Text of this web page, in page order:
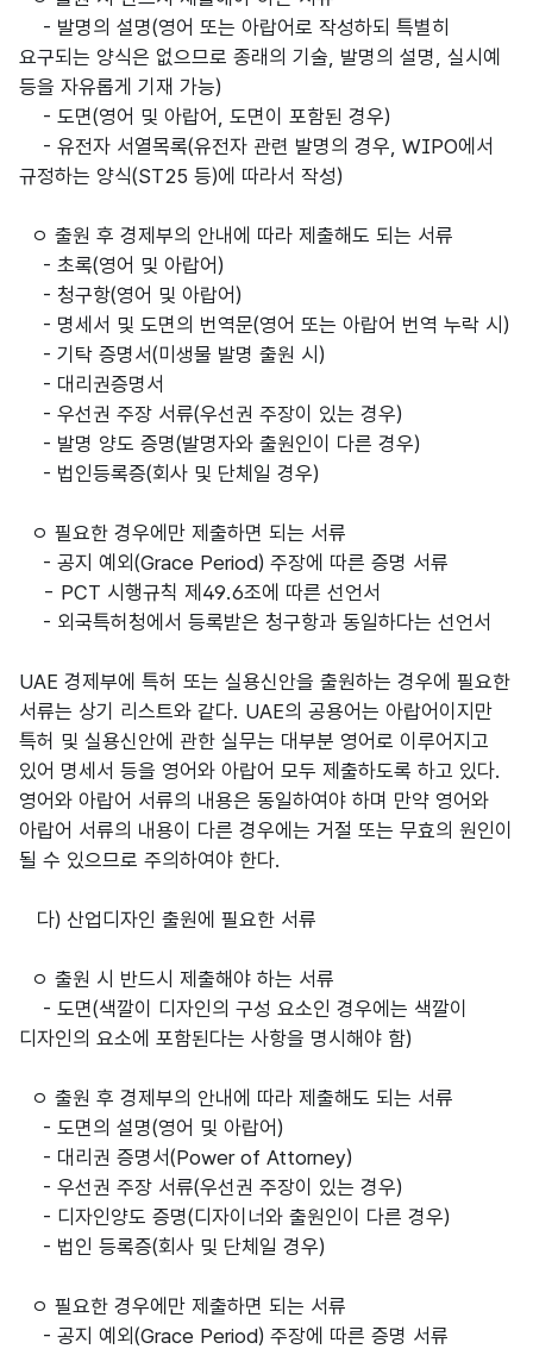
- 발명의 설명(영어 또는 아랍어로 작성하되 특별히
요구되는 양식은 없으므로 종래의 기술, 발명의 설명, 실시예
등을 자유롭게 기재 가능)
- 도면(영어 및 아랍어, 도면이 포함된 경우)
- 유전자 서열목록(유전자 관련 발명의 경우, WIPO에서
규정하는 양식(ST25 등)에 따라서 작성)
ㅇ 출원 후 경제부의 안내에 따라 제출해도 되는 서류
- 초록(영어 및 아랍어)
- 청구항(영어 및 아랍어)
- 명세서 및 도면의 번역문(영어 또는 아랍어 번역 누락 시)
- 기탁 증명서(미생물 발명 출원 시)
- 대리권증명서
- 우선권 주장 서류(우선권 주장이 있는 경우)
- 발명 양도 증명(발명자와 출원인이 다른 경우)
- 법인등록증(회사 및 단체일 경우)
ㅇ 필요한 경우에만 제출하면 되는 서류
- 공지 예외(Grace Period) 주장에 따른 증명 서류
- PCT 시행규칙 제49.6조에 따른 선언서
- 외국특허청에서 등록받은 청구항과 동일하다는 선언서
UAE 경제부에 특허 또는 실용신안을 출원하는 경우에 필요한
서류는 상기 리스트와 같다. UAE의 공용어는 아랍어이지만
특허 및 실용신안에 관한 실무는 대부분 영어로 이루어지고
있어 명세서 등을 영어와 아랍어 모두 제출하도록 하고 있다.
영어와 아랍어 서류의 내용은 동일하여야 하며 만약 영어와
아랍어 서류의 내용이 다른 경우에는 거절 또는 무효의 원인이
될 수 있으므로 주의하여야 한다.
다) 산업디자인 출원에 필요한 서류
ㅇ 출원 시 반드시 제출해야 하는 서류
- 도면(색깔이 디자인의 구성 요소인 경우에는 색깔이
디자인의 요소에 포함된다는 사항을 명시해야 함)
ㅇ 출원 후 경제부의 안내에 따라 제출해도 되는 서류
- 도면의 설명(영어 및 아랍어)
- 대리권 증명서(Power of Attorney)
- 우선권 주장 서류(우선권 주장이 있는 경우)
- 디자인양도 증명(디자이너와 출원인이 다른 경우)
- 법인 등록증(회사 및 단체일 경우)
ㅇ 필요한 경우에만 제출하면 되는 서류
- 공지 예외(Grace Period) 주장에 따른 증명 서류